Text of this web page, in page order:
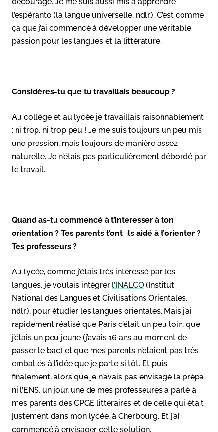
l’espéranto (la langue universelle, ndlr.). C’est comme
ça que j’ai commencé à développer une véritable
passion pour les langues et la littérature.
Considères-tu que tu travaillais beaucoup ?
Au collège et au lycée je travaillais raisonnablement
: ni trop, ni trop peu ! Je me suis toujours un peu mis
une pression, mais toujours de manière assez
naturelle. Je n’étais pas particulièrement débordé par
le travail.
Quand as-tu commencé à t’intéresser à ton
orientation ? Tes parents t’ont-ils aidé à t’orienter ?
Tes professeurs ?
Au lycée, comme j’étais très intéressé par les
langues, je voulais intégrer l’INALCO (Institut
National des Langues et Civilisations Orientales,
ndlr.), pour étudier les langues orientales. Mais j’ai
rapidement réalisé que Paris c’était un peu loin, que
j’étais un peu jeune (j’avais 16 ans au moment de
passer le bac) et que mes parents n’étaient pas très
emballés à l’idée que je parte si tôt. Et puis
finalement, alors que je n’avais pas envisagé la prépa
ni l’ENS, un jour, une de mes professeures a parlé à
mes parents des CPGE littéraires et de celle qui était
justement dans mon lycée, à Cherbourg. Et j’ai
commencé à envisager cette solution.